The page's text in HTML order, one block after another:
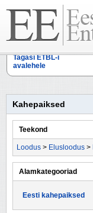
Tagasi ETBL-i
avalehele
Kahepaiksed
Teekond
Loodus > Elusloodus >
Alamkategooriad
Eesti kahepaiksed